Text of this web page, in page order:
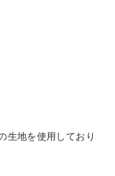
生地を使用しており